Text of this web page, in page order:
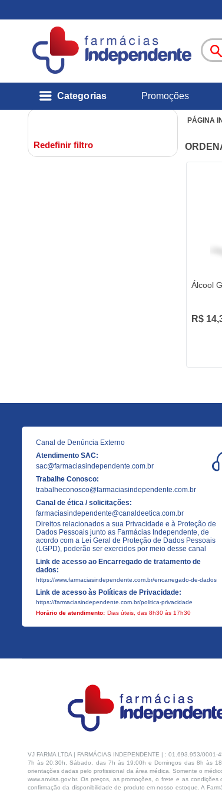
Categorias Promoções
Redefinir filtro
PÁGINA
Álcool
R$
Canal de Denúncia Externo
Atendimento SAC:
sac@farmaciasindependente.com.br
Trabalhe Conosco:
trabalheconosco@farmaciasindependente.com.br
Canal de ética / solicitações:
farmaciasindependente@canaldeetica.com.br
Direitos relacionados a sua Privacidade e à Proteção de
Dados Pessoais junto as Farmácias Independente, de
acordo com a Lei Geral de Proteção de Dados Pessoais
(LGPD), poderão ser exercidos por meio desse canal
Link de acesso ao Encarregado de tratamento de
dados:
https://www.farmaciasindependente.com.br/encarregado-de-dados
Link de acesso às Políticas de Privacidade:
https://farmaciasindependente.com.br/politica-privacidade
Horário de atendimento: Dias úteis, das 8h30 às 17h30
VJ FARMA LTDA | FARMÁCIAS INDEPENDENTE | : 01.693.953/
7h às 20:30h, Sábado, das 7h às 19:00h e Domingos das 8h às
orientações dadas pelo profissional da área médica. Somente o
www.anvisa.gov.br. Os preços, as promoções, o frete e as
confirmação da disponibilidade de produto em nosso estoque. A